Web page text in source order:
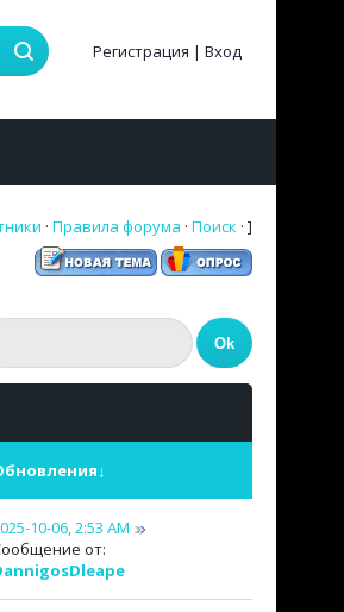
Регистрация | Вход
· Правила форума · Поиск · ]
↓
10-06, 2:53 AM
от: